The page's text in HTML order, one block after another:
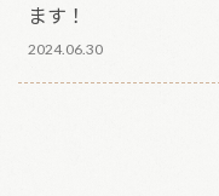
ます！
2024.06.30